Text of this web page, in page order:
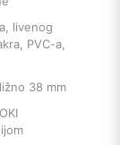
livenog
PVC-a,
38 mm